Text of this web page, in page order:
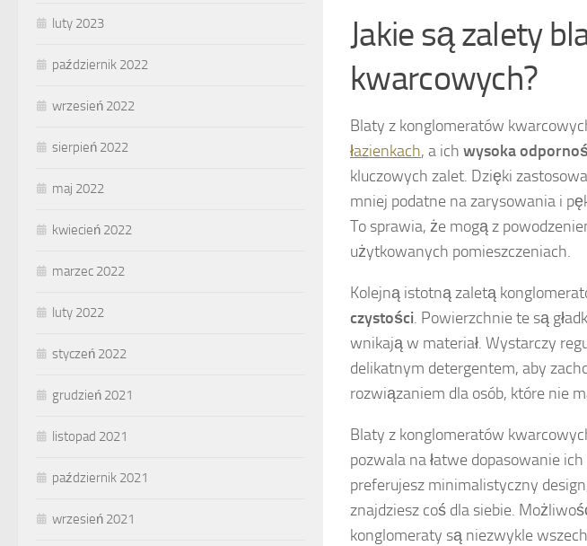
Jakie są zalety
kwarcowych?
Blaty z konglomeratów
łazienkach, a ich wysoka
kluczowych zalet. Dzięki
mniej podatne na zarysowania i
To sprawia, że mogą z
użytkowanych pomieszczeniach.
Kolejną istotną zaletą
czystości. Powierzchnie te są
wnikają w materiał. Wystarczy
delikatnym detergentem, aby
rozwiązaniem dla osób, które nie
Blaty z konglomeratów
pozwala na łatwe dopasowanie
preferujesz minimalistyczny
znajdziesz coś dla siebie.
konglomeraty są niezwykle
luty 2023
październik 2022
wrzesień 2022
sierpień 2022
maj 2022
kwiecień 2022
marzec 2022
luty 2022
styczeń 2022
grudzień 2021
listopad 2021
październik 2021
wrzesień 2021